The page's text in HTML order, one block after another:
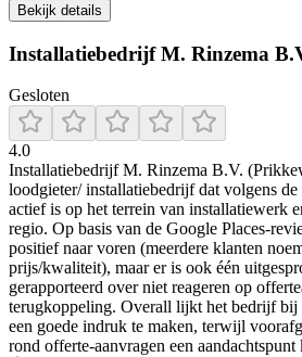
Bekijk details
Installatiebedrijf M. Rinzema
Gesloten
4.0
Installatiebedrijf M. Rinzema B.V.
loodgieter/ installatiebedrijf dat volgens de
actief is op het terrein van installatiewerk
regio. Op basis van de Google Places-
positief naar voren (meerdere klanten
prijs/kwaliteit), maar er is ook één
gerapporteerd over niet reageren op
terugkoppeling. Overall lijkt het bedrijf bij
een goede indruk te maken, terwijl
rond offerte-aanvragen een aandachtspunt